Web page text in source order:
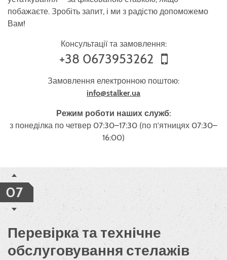
побажаєте. Зробіть запит, і ми з радістю допоможемо
Вам!
Консультації та замовлення:
+38 0673953262
Замовлення електронною поштою:
info@stalker.ua
Режим роботи наших служб:
з понеділка по четвер 07:30–17:30 (по п'ятницях 07:30–
16:00)
07
Перевірка та технічне
обслуговування стелажів